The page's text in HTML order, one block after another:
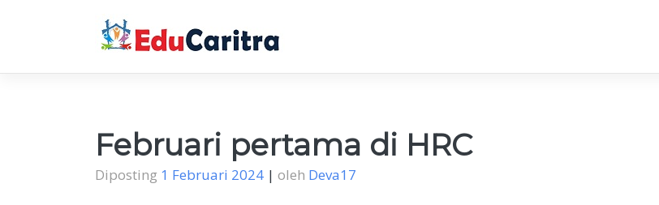
Februari pertama di HRC
Diposting 1 Februari 2024 | oleh Deva17